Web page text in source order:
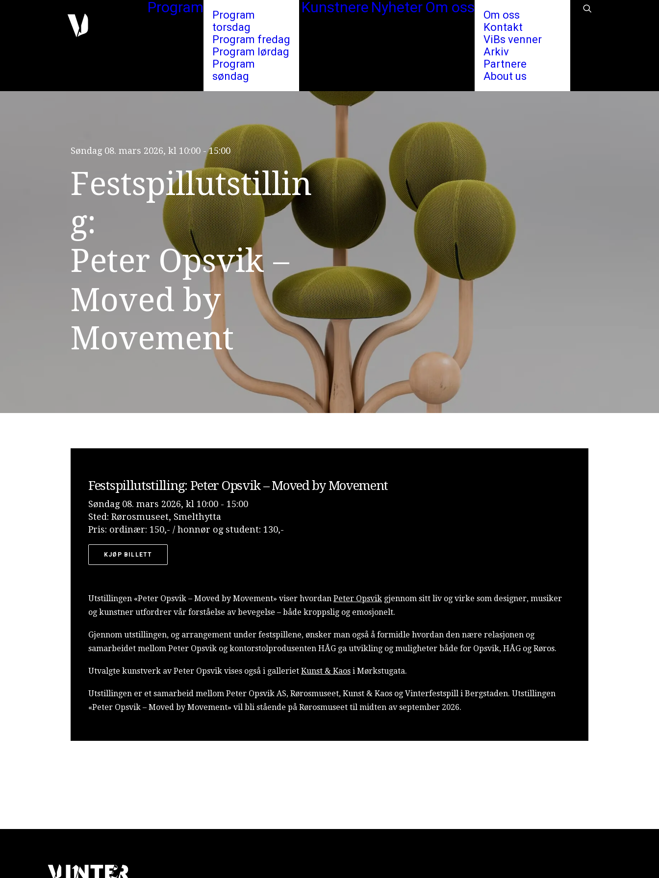
Program
Program
torsdag
Program fredag
Program lørdag
Program
søndag
Kunstnere Nyheter Om oss
Om oss
Kontakt
ViBs venner
Arkiv
Partnere
About us
Søndag 08. mars 2026, kl 10:00 - 15:00
Festspillutstillin
g:
Peter Opsvik –
Moved by
Movement
Festspillutstilling: Peter Opsvik – Moved by Movement
Søndag 08. mars 2026, kl 10:00 - 15:00
Sted: Rørosmuseet, Smelthytta
Pris: ordinær: 150,- / honnør og student: 130,-
KJØP BILLETT
Utstillingen «Peter Opsvik – Moved by Movement» viser hvordan Peter Opsvik gjennom sitt liv og virke som designer, musiker
og kunstner utfordrer vår forståelse av bevegelse – både kroppslig og emosjonelt.
Gjennom utstillingen, og arrangement under festspillene, ønsker man også å formidle hvordan den nære relasjonen og
samarbeidet mellom Peter Opsvik og kontorstolprodusenten HÅG ga utvikling og muligheter både for Opsvik, HÅG og Røros.
Utvalgte kunstverk av Peter Opsvik vises også i galleriet Kunst & Kaos i Mørkstugata.
Utstillingen er et samarbeid mellom Peter Opsvik AS, Rørosmuseet, Kunst & Kaos og Vinterfestspill i Bergstaden. Utstillingen
«Peter Opsvik – Moved by Movement» vil bli stående på Rørosmuseet til midten av september 2026.